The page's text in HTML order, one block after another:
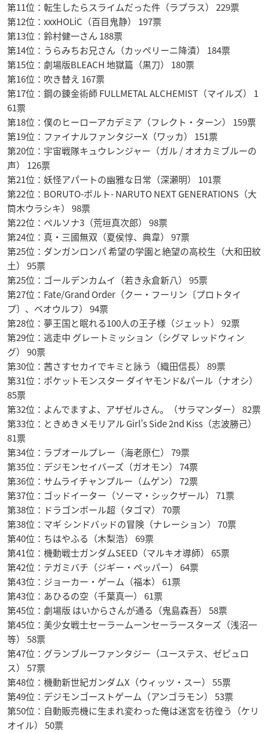
第11位：転生したらスライムだった件（ラプラス） 229票
第12位：xxxHOLiC（百目鬼静） 197票
第13位：鈴村健一さん 188票
第14位：うらみちお兄さん（カッペリーニ降漬） 184票
第15位：劇場版BLEACH 地獄篇（黒刀） 180票
第16位：吹き替え 167票
第17位：鋼の錬金術師 FULLMETAL ALCHEMIST（マイルズ） 1
61票
第18位：僕のヒーローアカデミア（フレクト・ターン） 159票
第19位：ファイナルファンタジーX（ワッカ） 151票
第20位：宇宙戦隊キュウレンジャー（ガル / オオカミブルーの
声） 126票
第21位：妖怪アパートの幽雅な日常（深瀬明） 101票
第22位：BORUTO-ボルト- NARUTO NEXT GENERATIONS（大
筒木ウラシキ） 98票
第22位：ペルソナ3（荒垣真次郎） 98票
第24位：真・三國無双（夏侯惇、典韋） 97票
第25位：ダンガンロンパ 希望の学園と絶望の高校生（大和田紋
土） 95票
第25位：ゴールデンカムイ（若き永倉新八） 95票
第27位：Fate/Grand Order（クー・フーリン〔プロトタイ
プ〕、ベオウルフ） 94票
第28位：夢王国と眠れる100人の王子様（ジェット） 92票
第29位：逃走中 グレートミッション（シグマ レッドウィン
グ） 90票
第30位：茜さすセカイでキミと詠う（織田信長） 89票
第31位：ポケットモンスター ダイヤモンド&パール（ナオシ）
85票
第32位：よんでますよ、アザゼルさん。（サラマンダー） 82票
第33位：ときめきメモリアル Girl’s Side 2nd Kiss（志波勝己）
81票
第34位：ラブオールプレー（海老原仁） 79票
第35位：デジモンセイバーズ（ガオモン） 74票
第36位：サムライチャンプルー（ムゲン） 72票
第37位：ゴッドイーター（ソーマ・シックザール） 71票
第38位：ドラゴンボール超（タゴマ） 70票
第38位：マギ シンドバッドの冒険（ナレーション） 70票
第40位：ちはやふる（木梨浩） 69票
第41位：機動戦士ガンダムSEED（マルキオ導師） 65票
第42位：テガミバチ（ジギー・ペッパー） 64票
第43位：ジョーカー・ゲーム（福本） 61票
第43位：あひるの空（千葉真一） 61票
第45位：劇場版 はいからさんが通る（鬼島森吾） 58票
第45位：美少女戦士セーラームーンセーラースターズ（浅沼一
等） 58票
第47位：グランブルーファンタジー（ユーステス、ゼピュロ
ス） 57票
第48位：機動新世紀ガンダムX（ウィッツ・スー） 55票
第49位：デジモンゴーストゲーム（アンゴラモン） 53票
第50位：自動販売機に生まれ変わった俺は迷宮を彷徨う（ケリ
オイル） 50票